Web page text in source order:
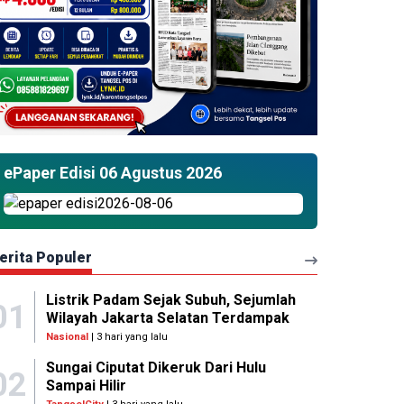
ePaper Edisi 06 Agustus 2026
Populer
Listrik Padam Sejak Subuh, Sejumlah
Wilayah Jakarta Selatan Terdampak
Nasional | 3 hari yang lalu
Sungai Ciputat Dikeruk Dari Hulu
Sampai Hilir